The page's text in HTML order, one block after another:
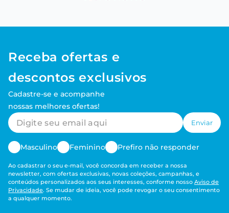
Receba ofertas e
descontos exclusivos
Cadastre-se e acompanhe
nossas melhores ofertas!
Enviar
Masculino Feminino Prefiro não responder
Ao cadastrar o seu e-mail, você concorda em receber a nossa
newsletter, com ofertas exclusivas, novas coleções, campanhas, e
conteúdos personalizados aos seus interesses, conforme nosso Aviso de
Privacidade. Se mudar de ideia, você pode revogar o seu consentimento
a qualquer momento.